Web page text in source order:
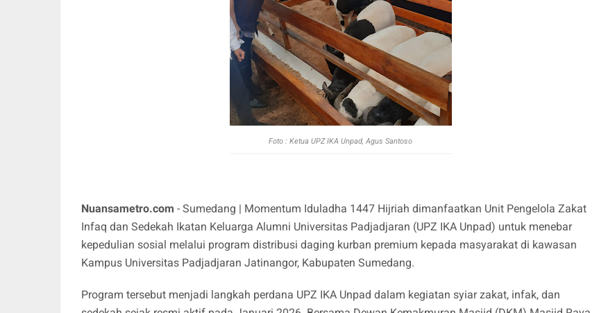
Foto : Ketua UPZ IKA Unpad, Agus Santoso
Nuansametro.com - Sumedang | Momentum Iduladha 1447 Hijriah dimanfaatkan Unit Pengelola Zakat
Infaq dan Sedekah Ikatan Keluarga Alumni Universitas Padjadjaran (UPZ IKA Unpad) untuk menebar
kepedulian sosial melalui program distribusi daging kurban premium kepada masyarakat di kawasan
Kampus Universitas Padjadjaran Jatinangor, Kabupaten Sumedang.
Program tersebut menjadi langkah perdana UPZ IKA Unpad dalam kegiatan syiar zakat, infak, dan